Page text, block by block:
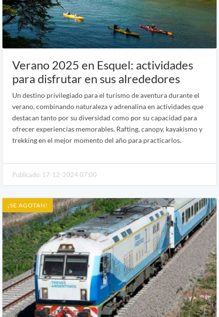
Verano 2025 en Esquel: actividades
para disfrutar en sus alrededores
Un destino privilegiado para el turismo de aventura durante el
verano, combinando naturaleza y adrenalina en actividades que
destacan tanto por su diversidad como por su capacidad para
ofrecer experiencias memorables. Rafting, canopy, kayakismo y
trekking en el mejor momento del año para practicarlos.
Publicado: 17-12-2024 07:00
¡SE AGOTAN!